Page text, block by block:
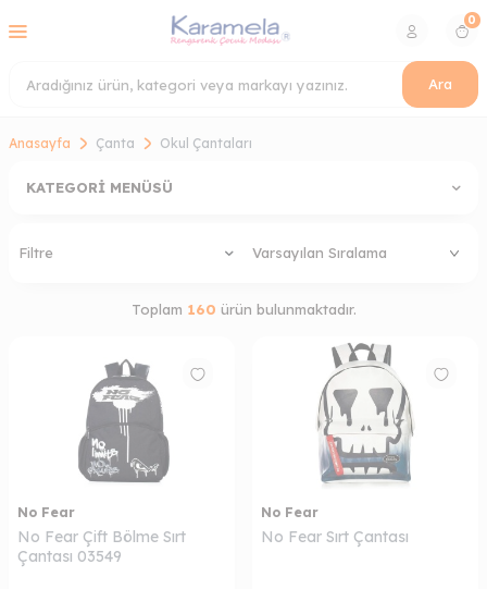
Ara
0
Anasayfa Çanta Okul Çantaları
KATEGORI MENÜSÜ
Filtre
Toplam 160 ürün bulunmaktadır.
No Fear
No Fear Çift Bölme Sırt
Çantası 03549
No Fear
No Fear Sırt Çantası